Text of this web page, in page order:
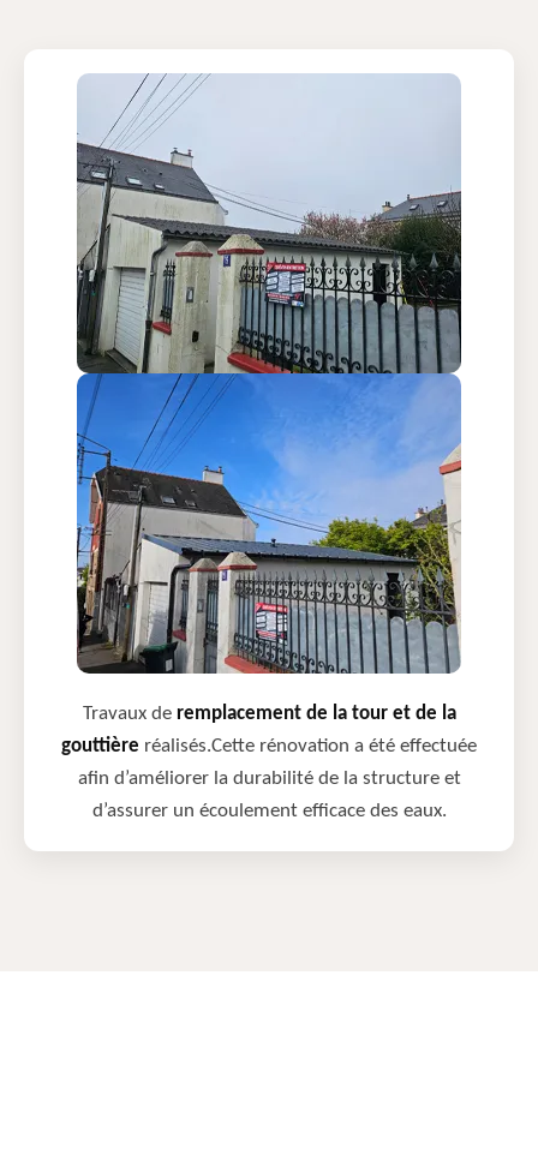
Travaux de remplacement de la tour et de la
gouttière réalisés.Cette rénovation a été effectuée
afin d’améliorer la durabilité de la structure et
d’assurer un écoulement efficace des eaux.